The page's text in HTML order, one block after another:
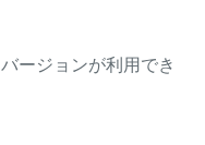
バージョンが利用でき